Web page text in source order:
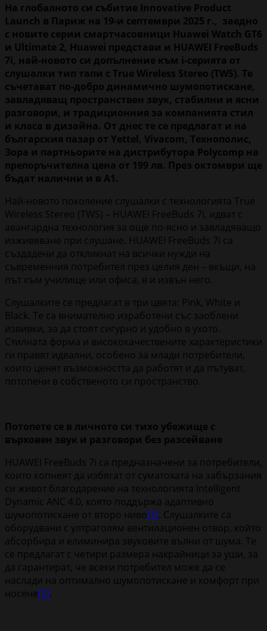
На глобалното си събитие Innovative Product
Launch в Париж на 19-и септември 2025 г., заедно
с новите серии смартчасовници Huawei Watch GT6
и Ultimate 2, Huawei представи и HUAWEI FreeBuds
7i, най-новото си допълнение към i-серията от
слушалки тип тапи с True Wireless Stereo (TWS). Те
съчетават по-добро динамично шумопотискане,
завладяващ пространствен звук, стабилни и ясни
разговори, и традиционния за компанията стил
и класа в дизайна. От днес те се предлагат и на
българския пазар от Yettel, Vivacom, Технополис,
Зора и партньорите на дистрибутора Polycomp на
препоръчителна цена от 199 лв. През октомври ще
бъдат налични и в А1.
Най-новото поколение слушалки с технологията True
Wireless Stereo (TWS) – HUAWEI FreeBuds 7i, идват с
авангардна технология за още по-ясно и завладяващо
изживяване при слушане. HUAWEI FreeBuds 7i са
създадени да откликнат на всички нужди на
съвременния потребител през целия ден – вкъщи, на
път към училище или офиса, в и извън него.
Слушалките се предлагат в три цвята: Pink, White и
Black. Те са внимателно изработени със заоблени
извивки, за да стоят сигурно и удобно в ухото.
Стилната форма и висококачествените характеристики
ги правят идеални, особено за млади потребители,
които ценят възможността да работят и да пътуват,
потопени в собственото си пространство.
Потопете се в личното си тихо убежище с
върховен звук и разговори без разсейване
HUAWEI FreeBuds 7i са предназначени за потребители,
които копнеят да избягат от суматохата на забързания
си живот благодарение на технологията Intelligent
Dynamic ANC 4.0, която поддържа адаптивно
шумопотискане от второ ниво[1]. Слушалките са
оборудвани с ултраголям вентилационен отвор, който
абсорбира и елиминира звуковите вълни от шума. Те
се предлагат с четири размера накрайници за уши, за
да гарантират, че всеки потребител може да се
наслади на оптимално шумопотискане и комфорт при
носене[2].